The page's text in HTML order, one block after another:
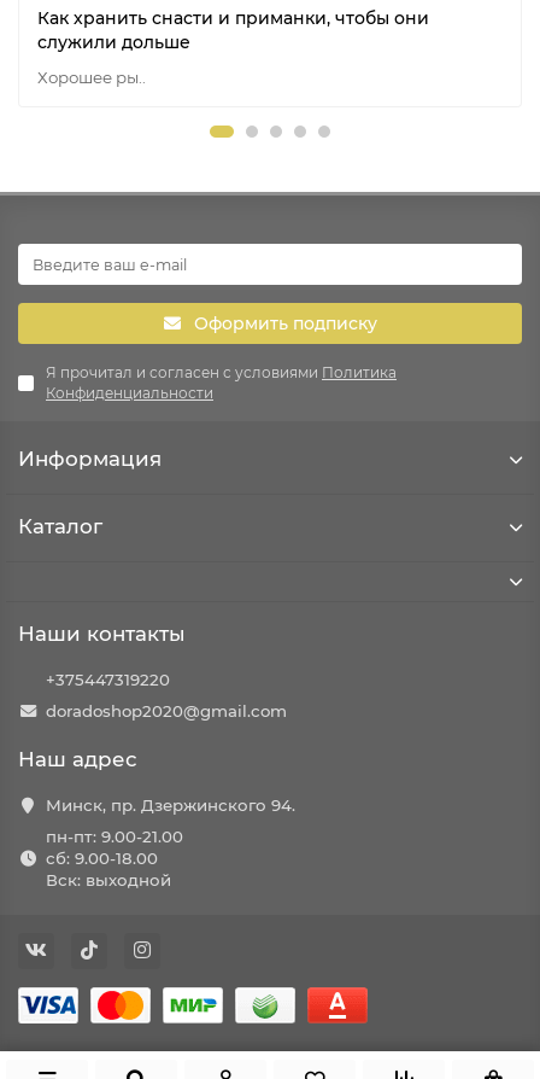
Как хранить снасти и приманки, чтобы они
служили дольше
Хорошее ры..
Оформить подписку
Я прочитал и согласен с условиями Политика
Конфиденциальности
Информация
Каталог
Наши контакты
+375447319220
doradoshop2020@gmail.com
Наш адрес
Минск, пр. Дзержинского 94.
пн-пт: 9.00-21.00
сб: 9.00-18.00
Вск: выходной